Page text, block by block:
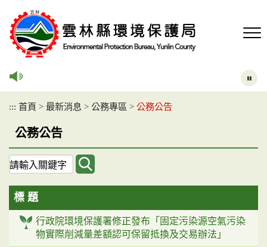
::: 首頁 > 最新消息 > 公務專區 > 公務公告
公務公告
關
鍵
字
查
詢
標 題
行政院環境保護署修正發布「固定污染源空氣污染
物實際削減量差額認可保留抵換及交易辦法」